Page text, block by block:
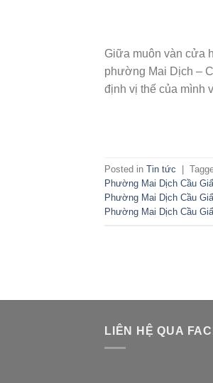
Giữa muôn vàn cửa
phường Mai Dịch –
định vị thế của
Posted in Tin tức
Phường Mai Dịch Cầu
Phường Mai Dịch Cầu
Phường Mai Dịch Cầu
LIÊN HỆ QUA